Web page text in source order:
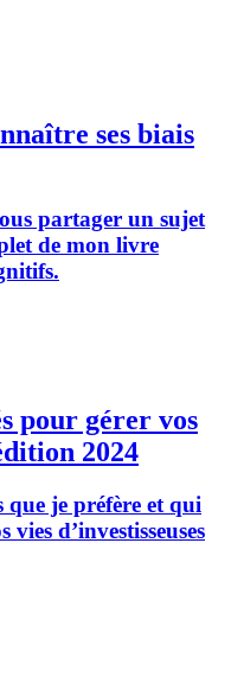
ses biais
partager un sujet
de mon livre
pour gérer vos
2024
que je préfère et qui
d’investisseuses